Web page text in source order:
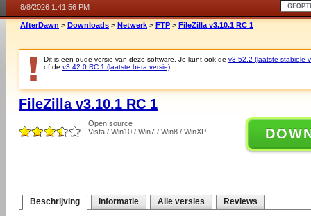
8/8/2026 1:41:56 PM
AfterDawn > Downloads > Netwerk > FTP > FileZilla v3.10.1 RC 1
Dit is een oude versie van deze software. Je kunt ook de v3.52.2 (laatste stabiele
of de v3.42.0 RC 1 (laatste beta versie)
FileZilla v3.10.1 RC 1
Open source
Vista / Win10 / Win7 / Win8 / WinXP
Beschrijving Informatie Alle versies Reviews